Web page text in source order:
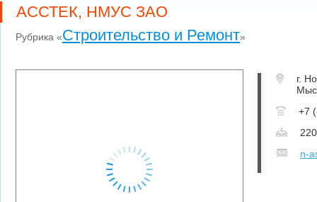
АССТЕК, НМУС ЗАО
Рубрика «Строительство и Ремонт»
г.
+7
n-